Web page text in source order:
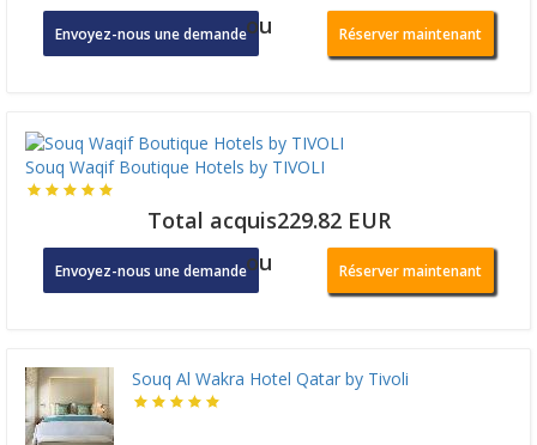
Envoyez-nous une demandeou Réserver maintenant
Souq Waqif Boutique Hotels by TIVOLI
Total acquis229.82 EUR
Envoyez-nous une demandeou Réserver maintenant
Souq Al Wakra Hotel Qatar by Tivoli